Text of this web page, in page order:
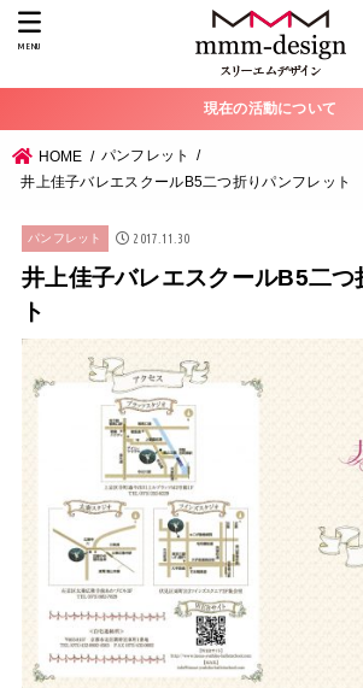
MENU
現在の活動について
HOME
パンフレット
井上佳子バレエスクールB5二つ折りパンフレット
パンフレット 2017.11.30
井上佳子バレエスクールB5二つ
ト